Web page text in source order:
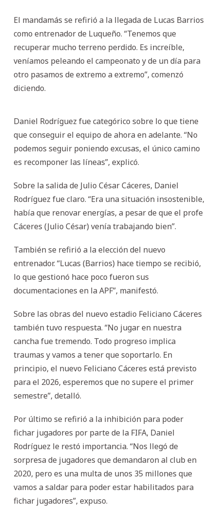
El mandamás se refirió a la llegada de Lucas Barrios
como entrenador de Luqueño. “Tenemos que
recuperar mucho terreno perdido. Es increíble,
veníamos peleando el campeonato y de un día para
otro pasamos de extremo a extremo”, comenzó
diciendo.
Daniel Rodríguez fue categórico sobre lo que tiene
que conseguir el equipo de ahora en adelante. “No
podemos seguir poniendo excusas, el único camino
es recomponer las líneas”, explicó.
Sobre la salida de Julio César Cáceres, Daniel
Rodríguez fue claro. “Era una situación insostenible,
había que renovar energías, a pesar de que el profe
Cáceres (Julio César) venía trabajando bien”.
También se refirió a la elección del nuevo
entrenador. “Lucas (Barrios) hace tiempo se recibió,
lo que gestionó hace poco fueron sus
documentaciones en la APF”, manifestó.
Sobre las obras del nuevo estadio Feliciano Cáceres
también tuvo respuesta. “No jugar en nuestra
cancha fue tremendo. Todo progreso implica
traumas y vamos a tener que soportarlo. En
principio, el nuevo Feliciano Cáceres está previsto
para el 2026, esperemos que no supere el primer
semestre”, detalló.
Por último se refirió a la inhibición para poder
fichar jugadores por parte de la FIFA, Daniel
Rodríguez le restó importancia. “Nos llegó de
sorpresa de jugadores que demandaron al club en
2020, pero es una multa de unos 35 millones que
vamos a saldar para poder estar habilitados para
fichar jugadores”, expuso.